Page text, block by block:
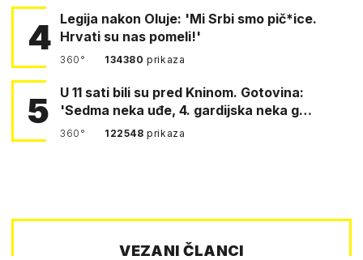
4 Legija nakon Oluje: 'Mi Srbi smo pič*ice.
Hrvati su nas pomeli!'
360° 134380prikaza
5
U 11 sati bili su pred Kninom. Gotovina:
'Sedma neka uđe, 4. gardijska neka g…
360° 122548prikaza
VEZANI ČLANCI